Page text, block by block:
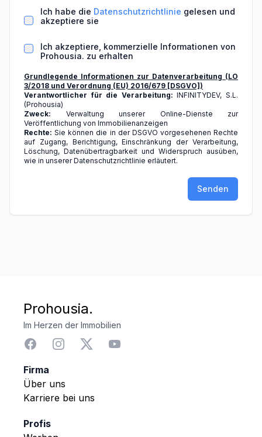
Ich habe die Datenschutzrichtlinie gelesen und
akzeptiere sie
Ich akzeptiere, kommerzielle Informationen von
Prohousia. zu erhalten
Grundlegende Informationen zur Datenverarbeitung (LO
3/2018 und Verordnung (EU) 2016/679 [DSGVO])
Verantwortlicher für die Verarbeitung: INFINITYDEV, S.L.
(Prohousia)
Zweck: Verwaltung unserer Online-Dienste zur
Veröffentlichung von Immobilienanzeigen
Rechte: Sie können die in der DSGVO vorgesehenen Rechte
auf Zugang, Berichtigung, Einschränkung der Verarbeitung,
Löschung, Datenübertragbarkeit und Widerspruch ausüben,
wie in unserer Datenschutzrichtlinie erläutert.
Senden
Prohousia.
Im Herzen der Immobilien
Firma
Über uns
Karriere bei uns
Profis